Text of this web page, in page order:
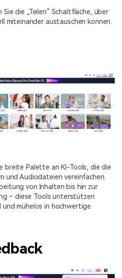
die „Teilen“ Schaltfläche, über
miteinander austauschen können.
breite Palette an KI-Tools, die die
und Audiodateien vereinfachen.
von Inhalten bis hin zur
– diese Tools unterstützen
und mühelos in hochwertige